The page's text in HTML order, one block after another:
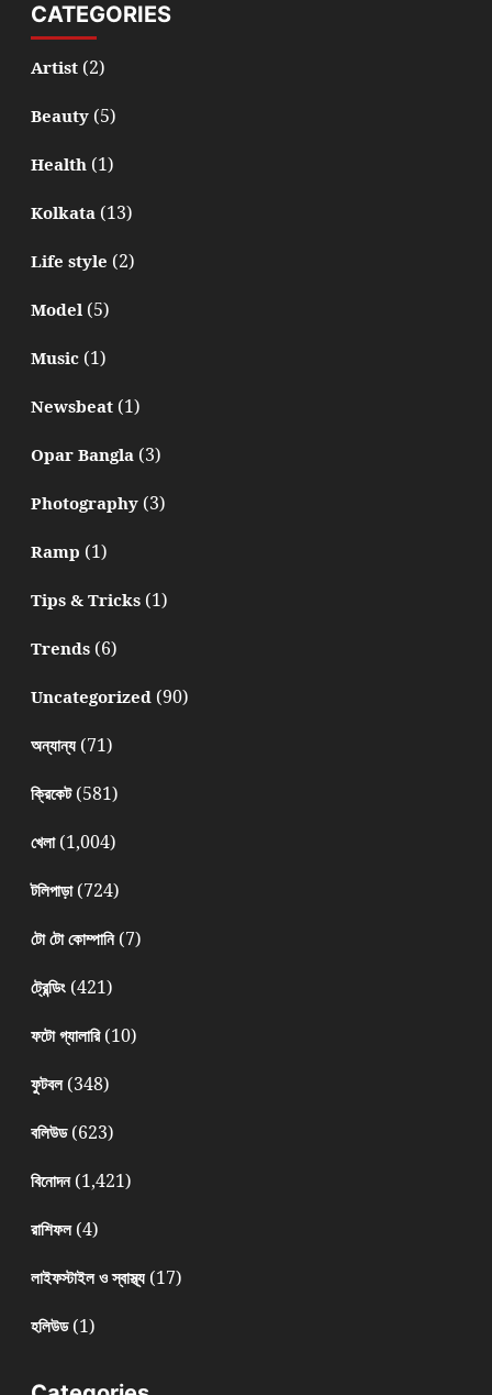
CATEGORIES
Artist(2)
Beauty(5)
Health(1)
Kolkata(13)
Life style (2)
Model(5)
Music(1)
Newsbeat(1)
Opar Bangla(3)
Photography(3)
Ramp (1)
Tips & Tricks(1)
Trends(6)
Uncategorized(90)
অন্যান্য(71)
ক্রিকেট(581)
খেলা(1,004)
টলিপাড়া(724)
টো টো কোম্পানি(7)
ট্রেন্ডিং(421)
ফটো গ্যালারি(10)
ফুটবল(348)
বলিউড(623)
বিনোদন(1,421)
রাশিফল(4)
লাইফস্টাইল ও স্বাস্থ্য(17)
হলিউড(1)